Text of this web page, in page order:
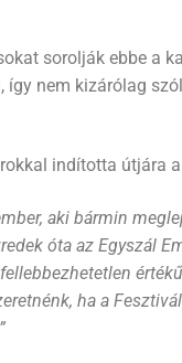
sorolják ebbe a
nem kizárólag
indította útjára
aki bármin
óta az Egyszál
ha a